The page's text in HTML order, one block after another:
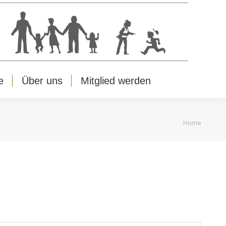
Über uns Mitglied werden
You are
Home